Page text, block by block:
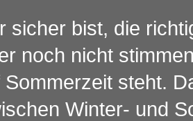
sicher bist, die
noch nicht
steht.
Winter- und